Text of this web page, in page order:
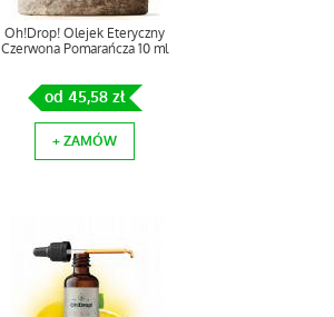
Oh!Drop! Olejek Eteryczny
Czerwona Pomarańcza 10 ml
od 45,58 zł
+ ZAMÓW